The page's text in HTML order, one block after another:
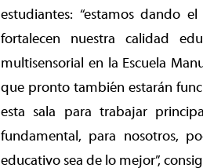
estudiantes: “estamos dando
fortalecen nuestra calidad
multisensorial en la Escuela
que pronto también estarán
esta sala para trabajar
fundamental, para nosotros,
educativo sea de lo mejor”,